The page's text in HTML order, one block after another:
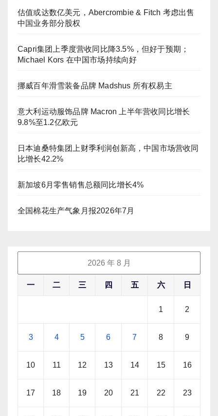
估值或达数亿美元，Abercrombie & Fitch 考虑出售
中国业务部分股权
Capri集团上季度营收同比降3.5%，但好于预期；
Michael Kors 在中国市场持续向好
挪威百年滑雪装备品牌 Madshus 所有权易主
意大利运动服饰品牌 Macron 上半年营收同比增长
9.8%至1.2亿欧元
日本迪桑特集团上财季利润创新高，中国市场营收同
比增长42.2%
新加坡6月零售销售总额同比增长4%
全国棉花生产气象月报2026年7月
2026 年 8 月
一 二 三 四 五 六 日
1 2
3 4 5 6 7 8 9
10 11 12 13 14 15 16
17 18 19 20 21 22 23